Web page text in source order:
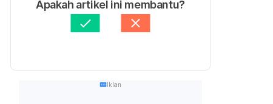
Apakah artikel ini membantu?
Iklan